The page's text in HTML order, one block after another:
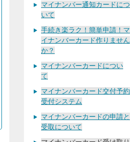
マイナンバー通知カードにつ
いて
手続き楽ラク！簡単申請！マ
イナンバーカード作りません
か？
マイナンバーカードについ
て
マイナンバーカード交付予約
受付システム
マイナンバーカードの申請と
受取について